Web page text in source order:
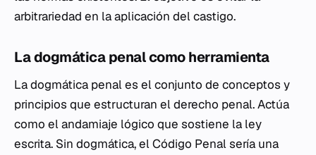
arbitrariedad en la aplicación del castigo.
La dogmática penal como herramienta
La dogmática penal es el conjunto de conceptos y
principios que estructuran el derecho penal. Actúa
como el andamiaje lógico que sostiene la ley
escrita. Sin dogmática, el Código Penal sería una